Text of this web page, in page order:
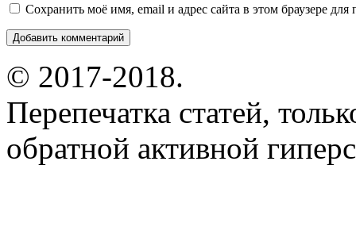
Сохранить моё имя, email и адрес сайта в этом браузере
© 2017-2018.
Перепечатка статей,
обратной активной